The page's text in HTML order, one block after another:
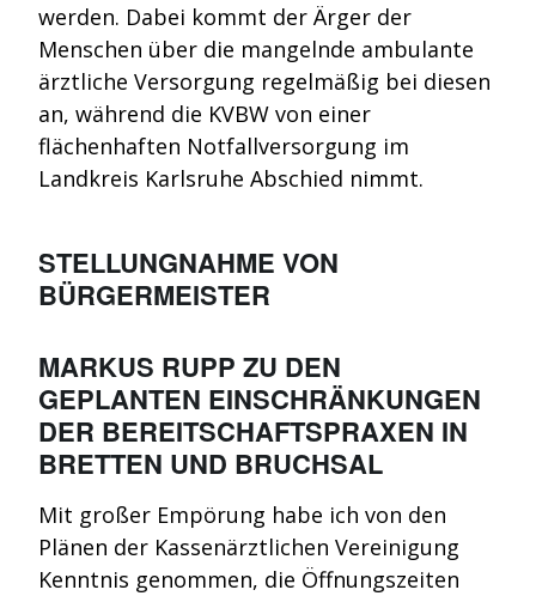
werden. Dabei kommt der Ärger der
Menschen über die mangelnde ambulante
ärztliche Versorgung regelmäßig bei diesen
an, während die KVBW von einer
flächenhaften Notfallversorgung im
Landkreis Karlsruhe Abschied nimmt.
STELLUNGNAHME VON
BÜRGERMEISTER
MARKUS RUPP ZU DEN
GEPLANTEN EINSCHRÄNKUNGEN
DER BEREITSCHAFTSPRAXEN IN
BRETTEN UND BRUCHSAL
Mit großer Empörung habe ich von den
Plänen der Kassenärztlichen Vereinigung
Kenntnis genommen, die Öffnungszeiten